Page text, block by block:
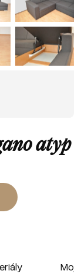
atyp